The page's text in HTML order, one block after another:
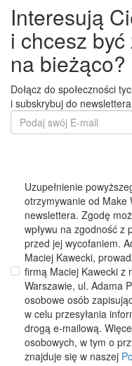
Interesują
i chcesz być
na bieżąco?
Dołącz do społeczności
i subskrybuj do newslettera
Uzupełnienie
otrzymywanie od Make
newslettera. Zgodę
wpływu na zgodność z
przed jej wycofaniem.
Maciej Kawecki,
firmą Maciej Kawecki z
Warszawie, ul. Adama
osobowe osób
w celu przesyłania
drogą e-mailową.
osobowych, w tym o
znajduje się w naszej